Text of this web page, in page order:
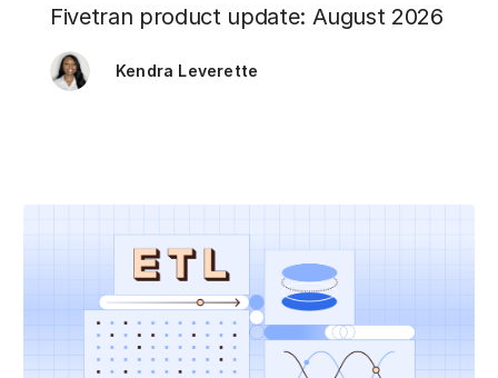
Fivetran product update: August 2026
Kendra Leverette